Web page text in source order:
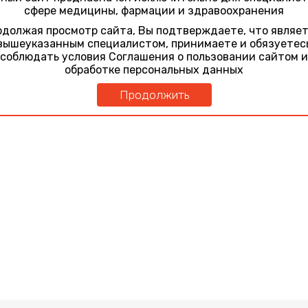
сфере медицины, фармации и здравоохранения
просмотр сайта, Вы подтверждаете, что
специалистом, принимаете и
соблюдать условия Соглашения о пользовании сайтом и
обработке персональных данных
Продолжить